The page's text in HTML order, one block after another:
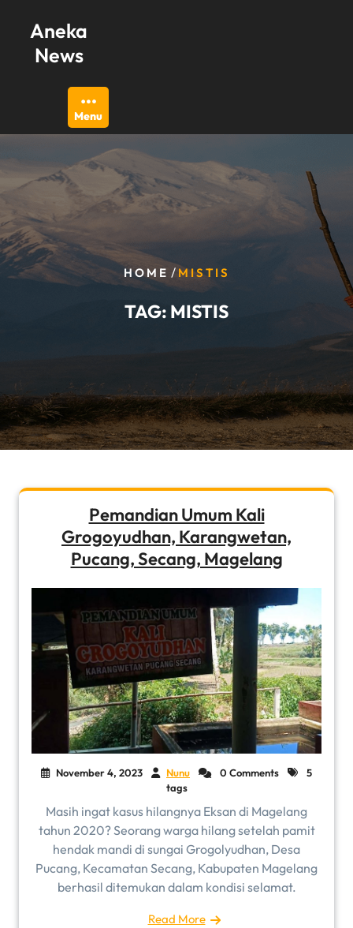
content
Aneka
News
Menu
HOME / MISTIS
TAG: MISTIS
Pemandian Umum Kali
Grogoyudhan, Karangwetan,
Pucang, Secang, Magelang
November 4, 2023 Nunu 0 Comments
5
tags
Masih ingat kasus hilangnya Eksan di Magelang
tahun 2020? Seorang warga hilang setelah pamit
hendak mandi di sungai Grogolyudhan, Desa
Pucang, Kecamatan Secang, Kabupaten Magelang
berhasil ditemukan dalam kondisi selamat.
Read More